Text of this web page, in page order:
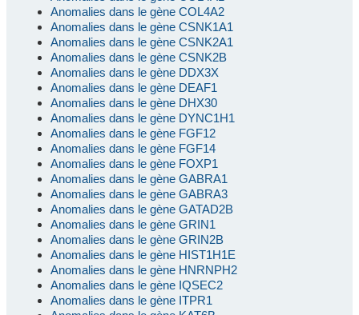
Anomalies dans le gène COL4A2
Anomalies dans le gène CSNK1A1
Anomalies dans le gène CSNK2A1
Anomalies dans le gène CSNK2B
Anomalies dans le gène DDX3X
Anomalies dans le gène DEAF1
Anomalies dans le gène DHX30
Anomalies dans le gène DYNC1H1
Anomalies dans le gène FGF12
Anomalies dans le gène FGF14
Anomalies dans le gène FOXP1
Anomalies dans le gène GABRA1
Anomalies dans le gène GABRA3
Anomalies dans le gène GATAD2B
Anomalies dans le gène GRIN1
Anomalies dans le gène GRIN2B
Anomalies dans le gène HIST1H1E
Anomalies dans le gène HNRNPH2
Anomalies dans le gène IQSEC2
Anomalies dans le gène ITPR1